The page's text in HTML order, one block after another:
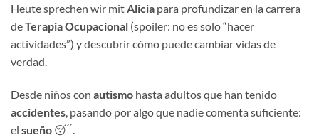
Heute sprechen wir mitAlicia para profundizar en la carrera
deTerapia Ocupacional (spoiler: no es solo “hacer
actividades”) y descubrir cómo puede cambiar vidas de
verdad.
Desde niños con autismo hasta adultos que han tenido
accidentes , pasando por algo que nadie comenta suficiente:
el sueño 😴.